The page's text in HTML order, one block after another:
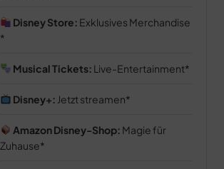
Disney Store: Exklusives Merchandise
Musical Tickets: Live-Entertainment
Disney+: Jetzt streamen
Amazon Disney-Shop: Magie für
Zuhause